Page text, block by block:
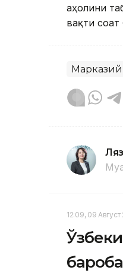
аҳолини
вақти соат
12:09, 09 Август